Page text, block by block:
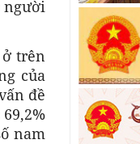
người
trên
của
đề
nam